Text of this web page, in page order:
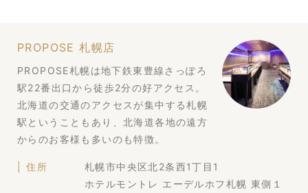
PROPOSE 札幌店
PROPOSE札幌は地下鉄東豊線さっぽろ
駅22番出口から徒歩2分の好アクセス。
北海道の交通のアクセスが集中する札幌
駅ということもあり、北海道各地の遠方
からのお客様も多いのも特徴。
住所
札幌市中央区北2条西1丁目1
ホテルモントレ エーデルホフ札幌 東側１